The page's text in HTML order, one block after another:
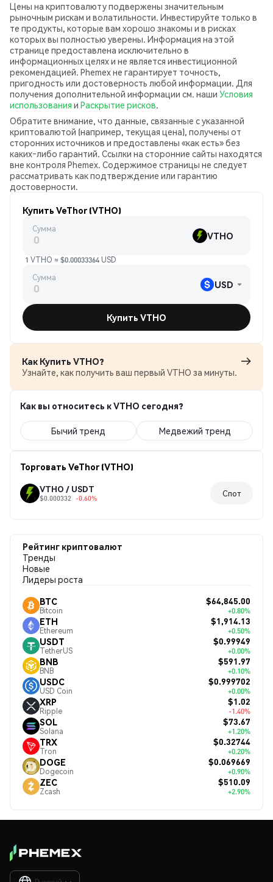
Цены на криптовалюту подвержены значительным
рыночным рискам и волатильности. Инвестируйте только в
те продукты, которые вам хорошо знакомы и в рисках
которых вы полностью уверены. Информация на этой
странице предоставлена исключительно в
информационных целях и не является инвестиционной
рекомендацией. Phemex не гарантирует точность,
пригодность или достоверность любой информации. Для
получения дополнительной информации см. наши Условия
использования и Раскрытие рисков.
Обратите внимание, что данные, связанные с указанной
криптовалютой (например, текущая цена), получены от
сторонних источников и предоставлены «как есть» без
каких‑либо гарантий. Ссылки на сторонние сайты находятся
вне контроля Phemex. Содержимое страницы не следует
рассматривать как подтверждение или гарантию
достоверности.
Купить VeThor (VTHO)
Сумма
VTHO
1 VTHO ≈ $0.00033364 USD
Сумма
USD
Купить VTHO
Как Купить VTHO?
Узнайте, как получить ваш первый VTHO за минуты.
Как вы относитесь к VTHO сегодня?
Бычий тренд Медвежий тренд
Торговать VeThor (VTHO)
VTHO / USDT
$0.000332 -0.60% Спот
Рейтинг криптовалют
Тренды
Новые
Лидеры роста
BTC
Bitcoin
$64,845.00
+0.80%
ETH
Ethereum
$1,914.13
+0.50%
USDT
TetherUS
$0.99949
+0.00%
BNB
BNB
$591.97
+0.10%
USDC
USD Coin
$0.999702
+0.00%
XRP
Ripple
$1.02
-1.40%
SOL
Solana
$73.67
+1.20%
TRX
Tron
$0.32744
+0.20%
DOGE
Dogecoin
$0.069669
+0.90%
ZEC
Zcash
$510.09
+2.90%